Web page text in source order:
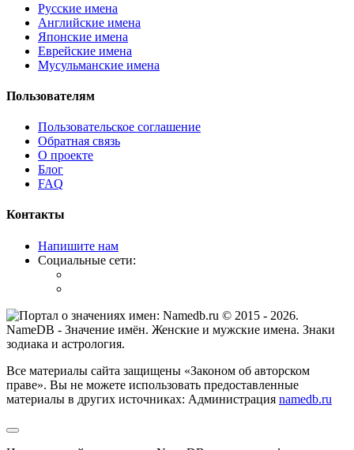
Русские имена
Английские имена
Японские имена
Еврейские имена
Мусульманские имена
Пользователям
Пользовательское соглашение
Обратная связь
О проекте
Блог
FAQ
Контакты
Напишите нам
Социальные сети:
© 2015 - 2026.
NameDB - Значение имён. Женские и мужские имена. Знаки
зодиака и астрология.
Все материалы сайта защищены «Законом об авторском
праве». Вы не можете использовать предоставленные
материалы в других источниках: Администрация namedb.ru